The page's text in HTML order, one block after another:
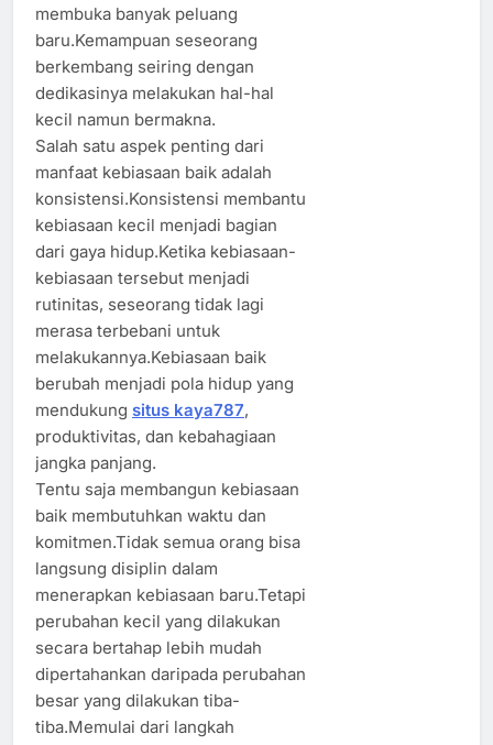
membuka banyak peluang
baru.Kemampuan seseorang
berkembang seiring dengan
dedikasinya melakukan hal-hal
kecil namun bermakna.
Salah satu aspek penting dari
manfaat kebiasaan baik adalah
konsistensi.Konsistensi membantu
kebiasaan kecil menjadi bagian
dari gaya hidup.Ketika kebiasaan-
kebiasaan tersebut menjadi
rutinitas, seseorang tidak lagi
merasa terbebani untuk
melakukannya.Kebiasaan baik
berubah menjadi pola hidup yang
mendukung situs kaya787,
produktivitas, dan kebahagiaan
jangka panjang.
Tentu saja membangun kebiasaan
baik membutuhkan waktu dan
komitmen.Tidak semua orang bisa
langsung disiplin dalam
menerapkan kebiasaan baru.Tetapi
perubahan kecil yang dilakukan
secara bertahap lebih mudah
dipertahankan daripada perubahan
besar yang dilakukan tiba-
tiba.Memulai dari langkah